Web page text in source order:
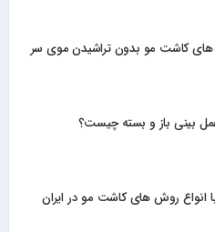
های کاشت مو بدون تراشیدن موی سر
بینی باز و بسته چیست؟
انواع روش های کاشت مو در ایران